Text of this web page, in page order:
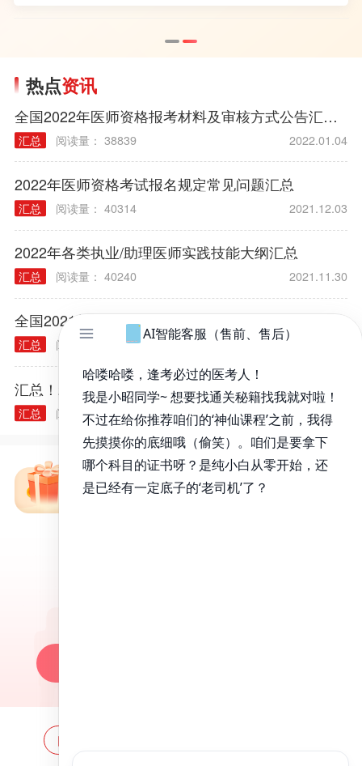
热点资讯
全国2022年医师资格报考材料及审核方式公告汇总（各考区）
汇总 阅读量： 38839 2022.01.04
2022年医师资格考试报名规定常见问题汇总
汇总 阅读量： 40314 2021.12.03
2022年各类执业/助理医师实践技能大纲汇总
汇总 阅读量： 40240 2021.11.30
全国2021年医师资格考试合格证书领取/发放通知汇总
汇总 阅读量： 40302
汇总！2022年全国医师资格考试报名点电话
汇总 阅读量： 40370 2022.01.10
免费备考资料包
网站地图